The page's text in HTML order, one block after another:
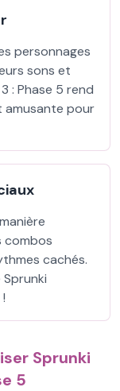
personnages
sons et
: Phase 5 rend
amusante pour
combos
cachés.
Sprunki
5